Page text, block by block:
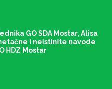
GO SDA Mostar, Alisa
i neistinite navode
HDZ Mostar